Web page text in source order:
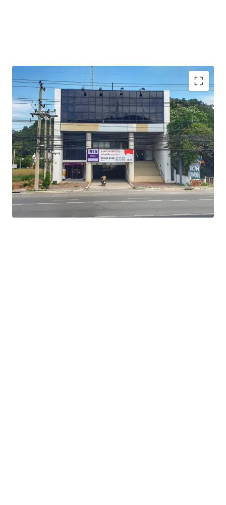
Total Floor Area : 1,762 sq.m.
Land Area : 311 sq.wah
Available Parking : 2